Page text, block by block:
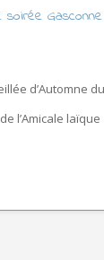
soirée Gasconne
d’Automne du
l’Amicale laïque